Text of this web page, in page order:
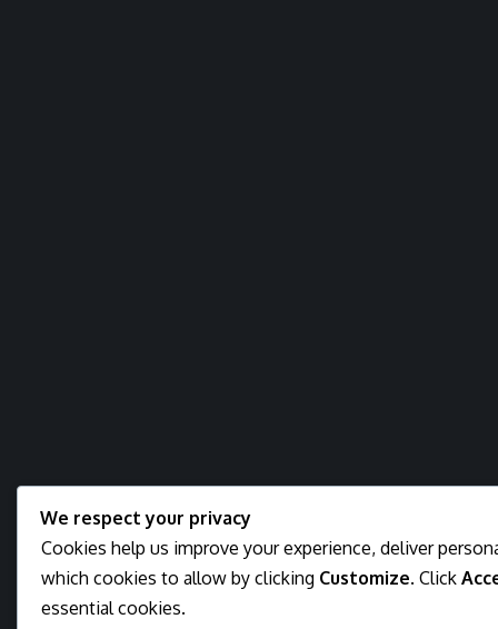
We respect your privacy
Cookies help us improve your experience, deliver
which cookies to allow by clicking Customize. Click
essential cookies.